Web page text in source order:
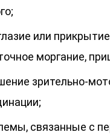
или
моргание,
зрительно-
связанные с